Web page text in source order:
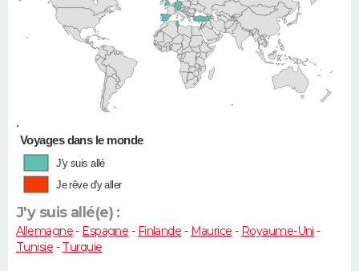
•
Voyages dans le monde
J'y suis allé
Je rêve d'y aller
J'y suis allé(e) :
Allemagne- Espagne - Finlande - Maurice - Royaume-Uni -
Tunisie -Turquie